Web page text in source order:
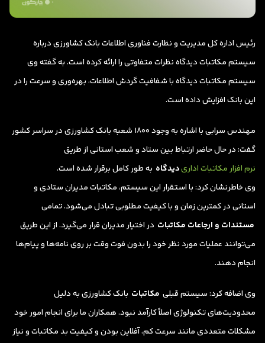
رئیس اداره کل مدیریت و نظارت فناوری اطلاعات بانک کشاورزی درباره
سیستم مکاتبات دیدگاه نظرات متفاوتی را ارائه کرده است. به گفته وی
سیستم مکاتبات دیدگاه با شفافیت گردش اطلاعات، بهره‌وری و سرعت را در
این بانک افزایش داده است.
مهندس سرابی با اشاره به وجود ۱۸۰۰ شعبه بانک کشاورزی در سراسر کشور
گفت: در حال حاضر ارتباط بین ستاد و شعب استانی از طریق
نرم افزار مکاتبات اداریدیدگاه به طور کامل برقرار شده است.
وی خاطرنشان کرد: با استقرار این سیستم، مکاتبات مدیران ستادی و
استانی در کمترین زمان و با کیفیت مطلوبی تبادل می‌شود. تمامی
مستندات و ارجاعات مکاتبات در اختیار مدیران قرار می‌گیرد. از این طریق
می‌توانند عملیات مورد نظر خود را بدون فوت وقت بر روی نامه‌ها و پیام‌ها
انجام دهند.
وی اضافه کرد:‌ سیستم قبلی مکاتبات بانک کشاورزی به دلیل
محدودیت‌های تکنولوژی اصلاً کارآمد نبود. همکاران ما برای انجام امور خود
مشکلات متعددی مانند سرعت کم، آفلاین بودن و کیفیت بد مکاتبات و نیاز